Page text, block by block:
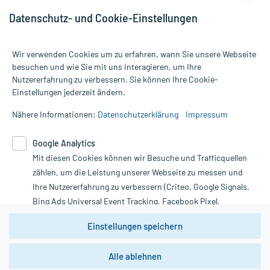
Alle Preise gelten inkl. MwSt., ggf. zzgl. Versandkosten
Informationen auf dieser Website werden ausschließlich für
die Untersuchung und Behandlung durch einen Arzt. Bitte
Therapien eingeleitet werden können. | Diese Webseite benutzt
Google Analytics. Lesen Sie bitte dazu die wichtigen Hinweise in
unserer Datenschutzerklärung. Für den Widerruf einer Bestellung
nutzen Sie das Formular:
Vertrag widerrufen
*Hinweise zu unseren Aktionen und Bewertungen
Datenschutz- und Cookie-Einstellungen
Wir verwenden Cookies um zu erfahren, wann Sie unsere Webseite
besuchen und wie Sie mit uns interagieren, um Ihre
Nutzererfahrung zu verbessern. Sie können Ihre Cookie-
Einstellungen jederzeit ändern.
Nähere Informationen: Datenschutzerklärung Impressum
Google Analytics
Mit diesen Cookies können wir Besuche und Trafficquellen
zählen, um die Leistung unserer Webseite zu messen und
Ihre Nutzererfahrung zu verbessern (Criteo, Google Signals,
Bing Ads Universal Event Tracking, Facebook Pixel,
Youtube-Social Plugin).
Wir weisen darauf hin, dass die
zwingend den Europäischen Anforderungen gem. EU-
Einstellungen speichern
Alle ablehnen